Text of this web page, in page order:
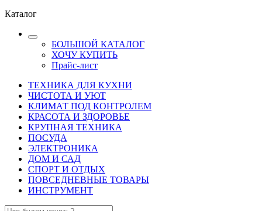
Каталог
БОЛЬШОЙ КАТАЛОГ
ХОЧУ КУПИТЬ
Прайс-лист
ТЕХНИКА ДЛЯ КУХНИ
ЧИСТОТА И УЮТ
КЛИМАТ ПОД КОНТРОЛЕМ
КРАСОТА И ЗДОРОВЬЕ
КРУПНАЯ ТЕХНИКА
ПОСУДА
ЭЛЕКТРОНИКА
ДОМ И САД
СПОРТ И ОТДЫХ
ПОВСЕДНЕВНЫЕ ТОВАРЫ
ИНСТРУМЕНТ